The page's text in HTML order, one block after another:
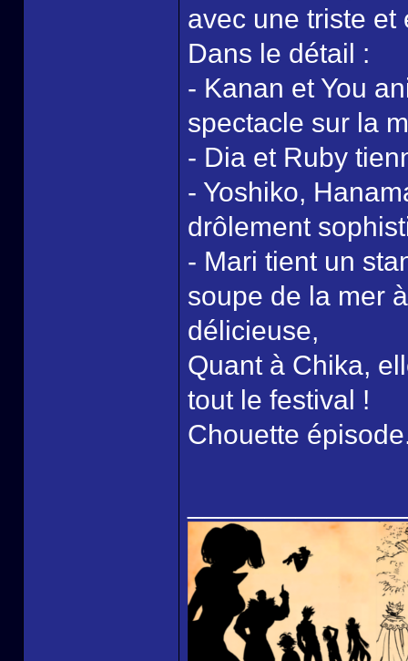
avec une triste et
Dans le détail :
- Kanan et You
spectacle sur la
- Dia et Ruby
- Yoshiko,
drôlement
- Mari tient un
soupe de la mer
délicieuse,
Quant à Chika,
tout le festival !
Chouette